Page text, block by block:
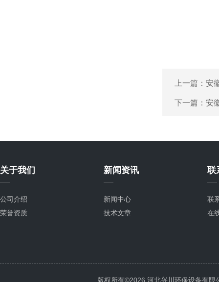
上一篇： 安
下一篇： 安
关于我们
公司介绍
荣誉资质
新闻资讯
新闻中心
技术文章
联
联
在
版权所有©2026 河北兴川环保设备有